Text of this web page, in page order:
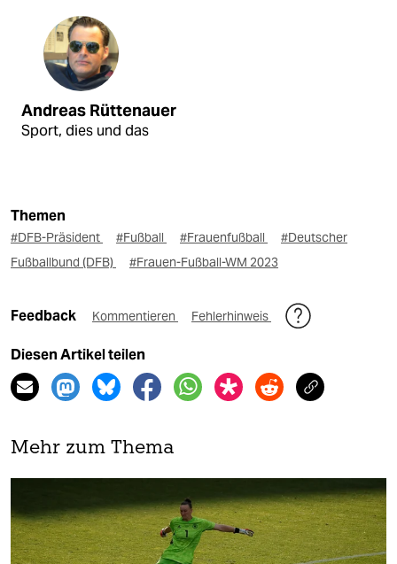
Andreas Rüttenauer
Sport, dies und das
Themen
#DFB-Präsident #Fußball #Frauenfußball
#Deutscher
Fußballbund (DFB)
#Frauen-Fußball-WM 2023
Feedback Kommentieren Fehlerhinweis
Diesen Artikel teilen
Mehr zum Thema